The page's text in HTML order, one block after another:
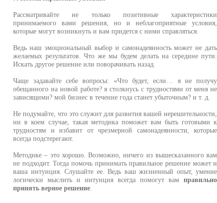
Рассматривайте не только позитивные характеристики
принимаемого вами решения, но и неблагоприятные условия,
которые могут возникнуть и вам придется с ними справляться.
Ведь наш эмоциональный выбор и самонадеянность может не дать
желаемых результатов. Что же мы будем делать на середине пути.
Искать другое решение или поворачивать назад.
Чаще задавайте себе вопросы: «Что будет, если… я не получу
обещанного на новой работе? я столкнусь с трудностями от меня не
зависящими? мой бизнес в течение года станет убыточным? и т. д.
Не подумайте, что это служит для развития вашей нерешительности,
ни в коем случае, такая методика поможет вам быть готовыми к
трудностям и избавит от чрезмерной самонадеянности, которые
всегда подстерегают.
Методике – это хорошо. Возможно, ничего из вышесказанного вам
не подходит. Тогда помочь принимать правильное решение может и
ваша интуиция. Слушайте ее. Ведь ваш жизненный опыт, умение
логически мыслить и интуиция всегда помогут вамправильно
принять верное решение